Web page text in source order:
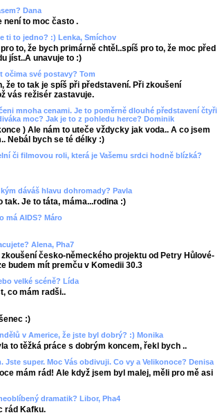
Dana
není to moc často .
ti to jedno? :) Lenka, Smíchov
to, že bych primárně chtěl..spíš pro to, že moc před
jíst..A unavuje to :)
očima své postavy? Tom
že to tak je spíš při představení. Při zkoušení
vás režisér zastavuje.
mnoha cenami. Je to poměrně dlouhé představení čtyři
moc? Jak je to z pohledu herce? Dominik
) Ale nám to uteče vždycky jak voda.. A co jsem
Nebál bych se té délky :)
či filmovou roli, která je Vašemu srdci hodně blízká?
dáváš hlavu dohromady? Pavla
tak. Je to táta, máma...rodina :)
má AIDS? Máro
Alena, Pha7
česko-německého projektu od Petry Hůlové-
budem mít premču v Komedii 30.3
velké scéně? Lída
co mám radši..
:)
v Americe, že jste byl dobrý? :) Monika
to těžká práce s dobrým koncem, řekl bych ..
Jste super. Moc Vás obdivuji. Co vy a Velikonoce? Denisa
mám rád! Ale když jsem byl malej, měli pro mě asi
dramatik? Libor, Pha4
rád Kafku.